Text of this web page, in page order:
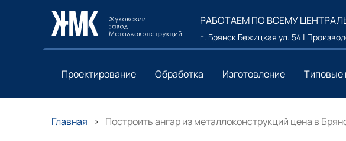
РАБОТАЕМ ПО ВСЕМУ
г. Брянск Бежицкая ул. 54 |
Проектирование Обработка Изготовление Типовые
Главная Построить ангар из металлоконструкций цена в